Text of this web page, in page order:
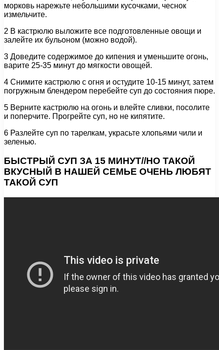
морковь нарежьте небольшими кусочками, чеснок
измельчите.
2 В кастрюлю выложите все подготовленные овощи и
залейте их бульоном (можно водой).
3 Доведите содержимое до кипения и уменьшите огонь,
варите 25-35 минут до мягкости овощей.
4 Снимите кастрюлю с огня и остудите 10-15 минут, затем
погружным блендером перебейте суп до состояния пюре.
5 Верните кастрюлю на огонь и влейте сливки, посолите
и поперчите. Прогрейте суп, но не кипятите.
6 Разлейте суп по тарелкам, украсьте хлопьями чили и
зеленью.
БЫСТРЫЙ СУП ЗА 15 МИНУТ//НО ТАКОЙ
ВКУСНЫЙ В НАШЕЙ СЕМЬЕ ОЧЕНЬ ЛЮБЯТ
ТАКОЙ СУП